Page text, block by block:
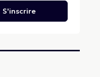
S'inscrire